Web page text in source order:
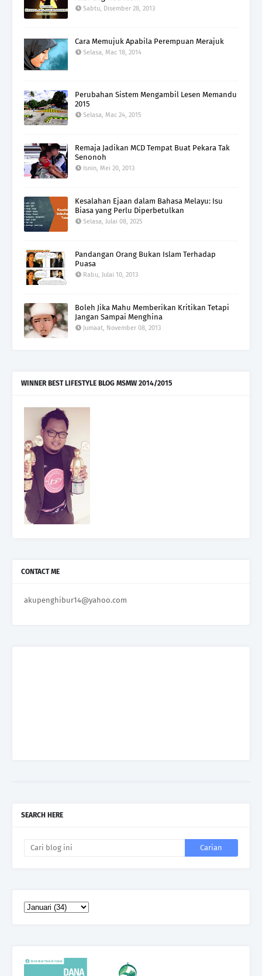
Sabtu, Disember 28, 2013
Cara Memujuk Apabila Perempuan Merajuk
Selasa, Mac 18, 2014
Perubahan Sistem Mengambil Lesen Memandu
2015
Selasa, Mac 24, 2015
Remaja Jadikan MCD Tempat Buat Pekara Tak
Senonoh
Isnin, Mei 20, 2013
Kesalahan Ejaan dalam Bahasa Melayu: Isu
Biasa yang Perlu Diperbetulkan
Selasa, Julai 08, 2025
Pandangan Orang Bukan Islam Terhadap
Puasa
Rabu, Julai 10, 2013
Boleh Jika Mahu Memberikan Kritikan Tetapi
Jangan Sampai Menghina
Jumaat, November 08, 2013
WINNER BEST LIFESTYLE BLOG MSMW 2014/2015
CONTACT ME
akupenghibur14@yahoo.com
SEARCH HERE